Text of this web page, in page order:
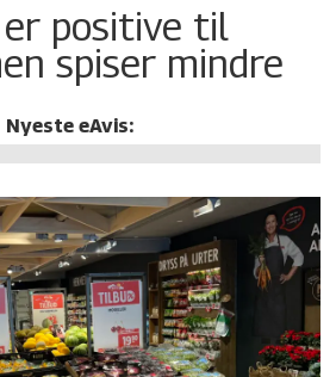
positive til
spiser mindre
Nyeste eAvis: